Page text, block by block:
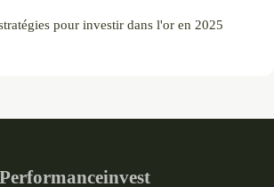
pour investir dans l'or en 2025
Performanceinvest